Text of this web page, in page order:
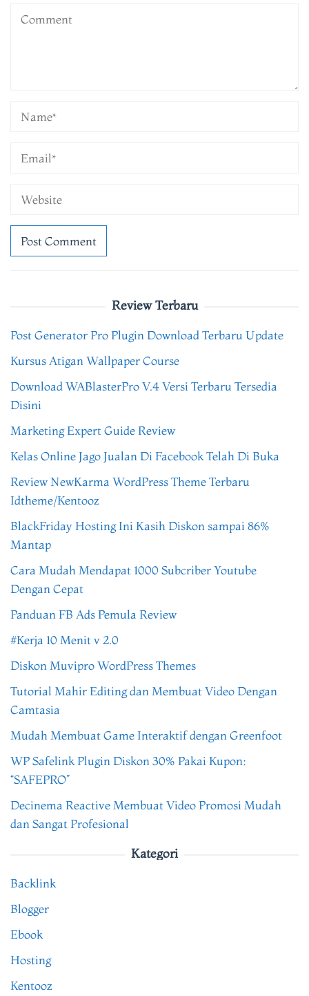
Review Terbaru
Post Generator Pro Plugin Download Terbaru Update
Kursus Atigan Wallpaper Course
Download WABlasterPro V.4 Versi Terbaru Tersedia
Disini
Marketing Expert Guide Review
Kelas Online Jago Jualan Di Facebook Telah Di Buka
Review NewKarma WordPress Theme Terbaru
Idtheme/Kentooz
BlackFriday Hosting Ini Kasih Diskon sampai 86%
Mantap
Cara Mudah Mendapat 1000 Subcriber Youtube
Dengan Cepat
Panduan FB Ads Pemula Review
#Kerja 10 Menit v 2.0
Diskon Muvipro WordPress Themes
Tutorial Mahir Editing dan Membuat Video Dengan
Camtasia
Mudah Membuat Game Interaktif dengan Greenfoot
WP Safelink Plugin Diskon 30% Pakai Kupon:
“SAFEPRO”
Decinema Reactive Membuat Video Promosi Mudah
dan Sangat Profesional
Kategori
Backlink
Blogger
Ebook
Hosting
Kentooz